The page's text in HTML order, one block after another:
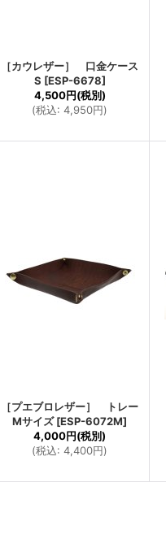
［カウレザー］ 口金ケース
S [ESP-6678]
4,500円(税別)
(税込: 4,950円)
［プエブロレザー］ トレー
Mサイズ [ESP-6072M]
4,000円(税別)
(税込: 4,400円)